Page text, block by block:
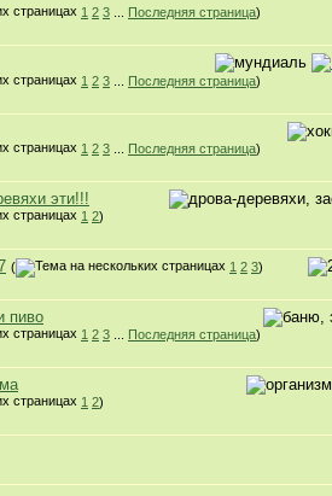
1 2 3 Последняя страница)
1 2 3 Последняя страница)
1 2 3 Последняя страница)
эти!!!
1 2)
( 1 2 3)
пиво
1 2 3 Последняя страница)
1 2)